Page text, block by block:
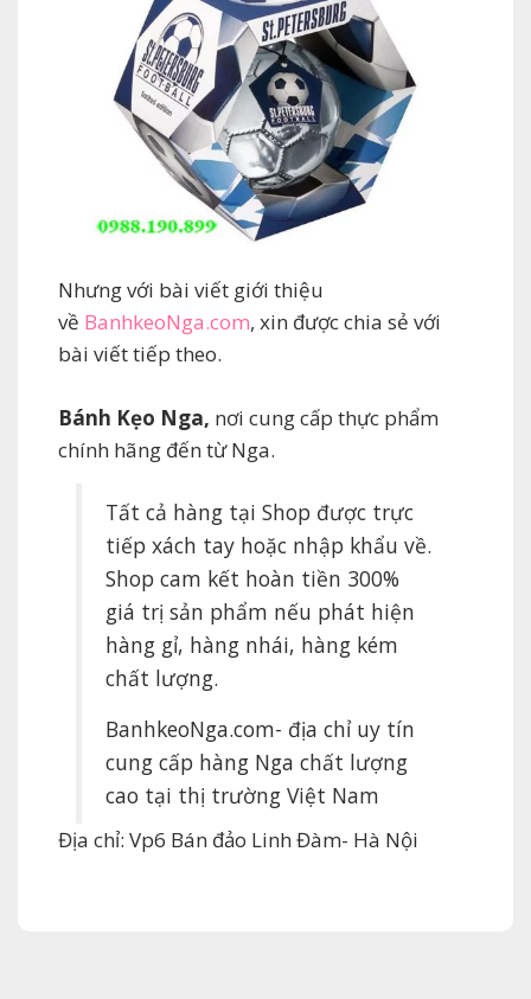
Nhưng với bài viết giới thiệu
về BanhkeoNga.com, xin được chia sẻ với
bài viết tiếp theo.
Bánh Kẹo Nga, nơi cung cấp thực phẩm
chính hãng đến từ Nga.
Tất cả hàng tại Shop được trực
tiếp xách tay hoặc nhập khẩu về.
Shop cam kết hoàn tiền 300%
giá trị sản phẩm nếu phát hiện
hàng gỉ, hàng nhái, hàng kém
chất lượng.
BanhkeoNga.com- địa chỉ uy tín
cung cấp hàng Nga chất lượng
cao tại thị trường Việt Nam
Địa chỉ: Vp6 Bán đảo Linh Đàm- Hà Nội